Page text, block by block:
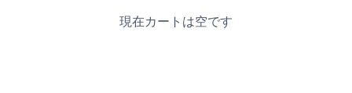
現在カートは空です